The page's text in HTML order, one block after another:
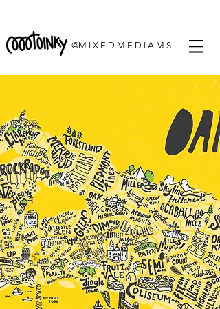
@M I X E D M E D I A M S